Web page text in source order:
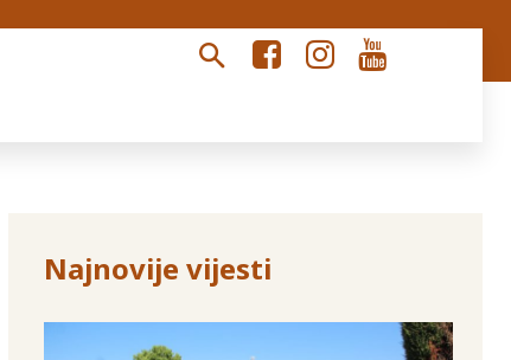
Najnovije vijesti